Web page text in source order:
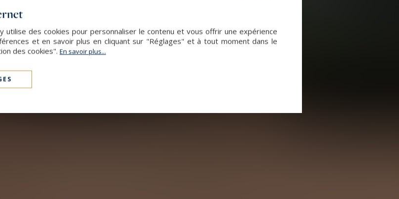
utilise des cookies pour personnaliser le contenu et vous offrir une expérience
et en savoir plus en cliquant sur "Réglages" et à tout moment dans le
des cookies". En savoir plus...